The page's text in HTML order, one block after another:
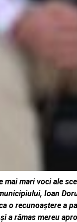
mari voci ale
Ioan
o recunoaștere a
a rămas mereu